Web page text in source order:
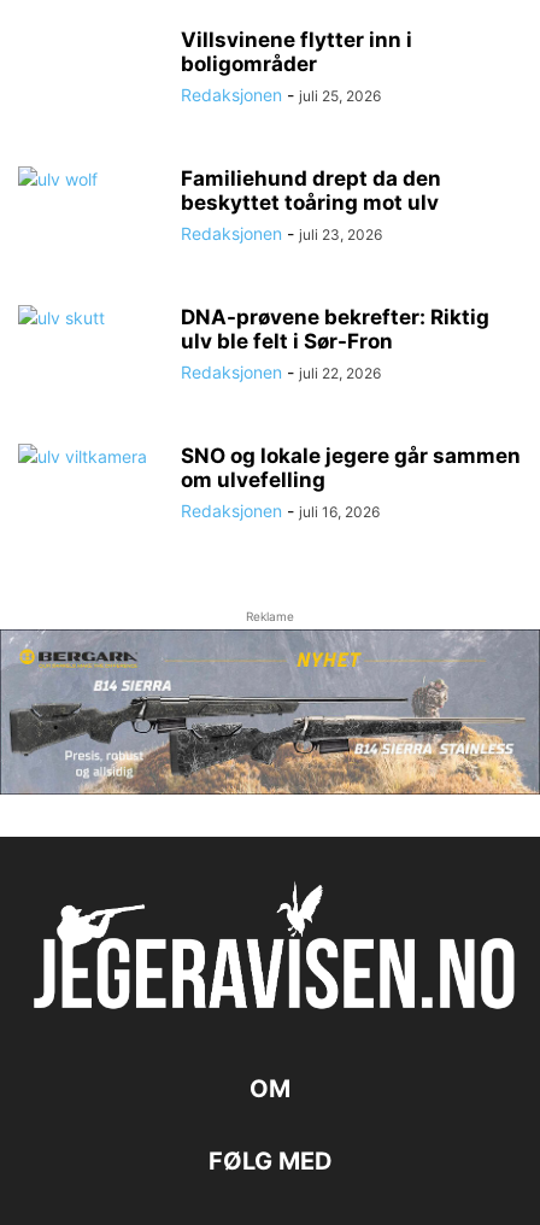
Villsvinene flytter inn i
boligområder
Redaksjonen - juli 25, 2026
Familiehund drept da den
beskyttet toåring mot ulv
Redaksjonen - juli 23, 2026
DNA-prøvene bekrefter: Riktig
ulv ble felt i Sør-Fron
Redaksjonen - juli 22, 2026
SNO og lokale jegere går sammen
om ulvefelling
Redaksjonen - juli 16, 2026
Reklame
OM
FØLG MED